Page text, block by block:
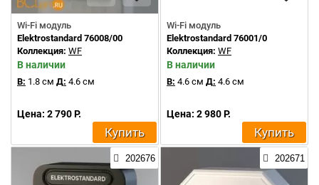
Wi-Fi модуль
Elektrostandard 76008/00
Коллекция: WF
В наличии
В: 1.8 см Д: 4.6 см
Цена: 2 790 Р.
Купить
Wi-Fi модуль
Elektrostandard 76001/0
Коллекция: WF
В наличии
В: 4.6 см Д: 4.6 см
Цена: 2 980 Р.
Купить
202676 202671